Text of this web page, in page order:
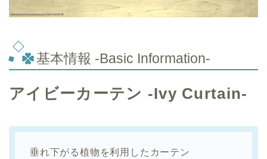
基本情報 -Basic Information-
アイビーカーテン -Ivy Curtain-
垂れ下がる植物を利用したカーテン